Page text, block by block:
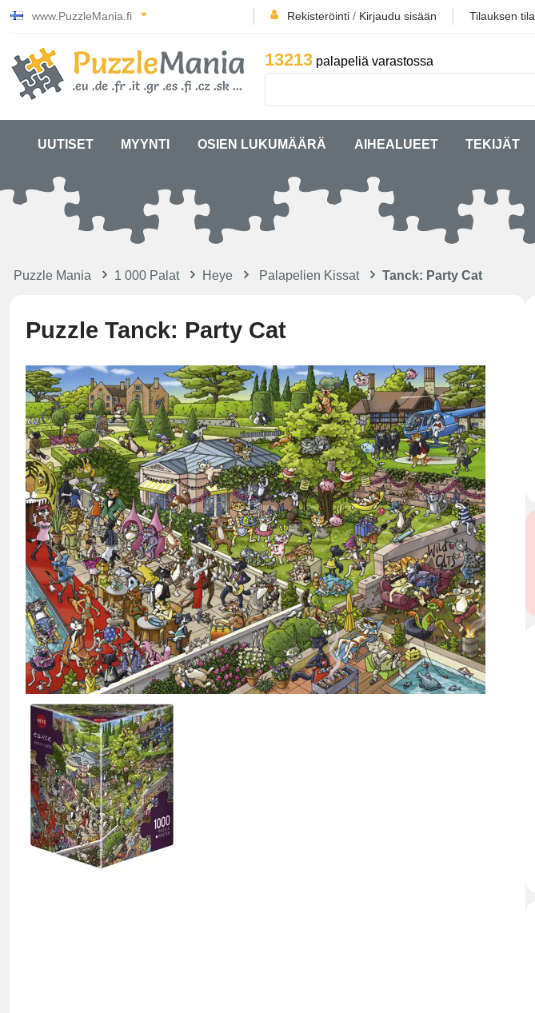
www.PuzzleMania.fi Rekisteröinti / Kirjaudu sisään Tilauksen tila
13213 palapeliä varastossa
UUTISET MYYNTI OSIEN LUKUMÄÄRÄ AIHEALUEET TEKIJÄT
Puzzle Mania 1 000 Palat Heye Palapelien Kissat Tanck: Party Cat
Puzzle Tanck: Party Cat